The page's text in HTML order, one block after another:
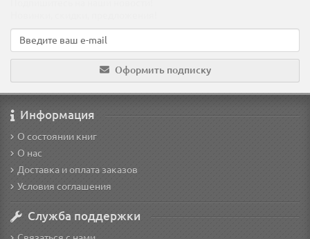
Оформить подписку
Информация
О состоянии книг
О нас
Доставка и оплата заказов
Условия соглашения
Служба поддержки